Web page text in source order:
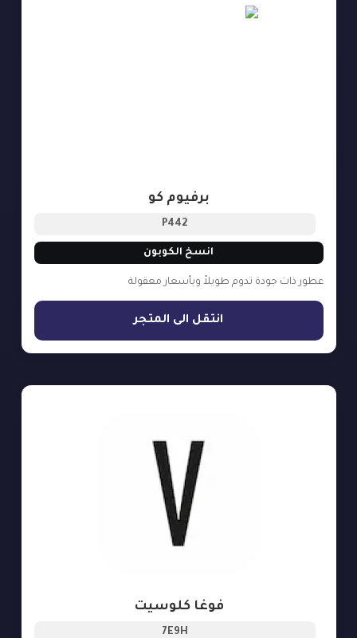
برفيوم كو
P442
انسخ الكوبون
عطور ذات جودة تدوم طويلاً وبأسعار معقولة
انتقل الى المتجر
فوغا كلوسيت
7E9H